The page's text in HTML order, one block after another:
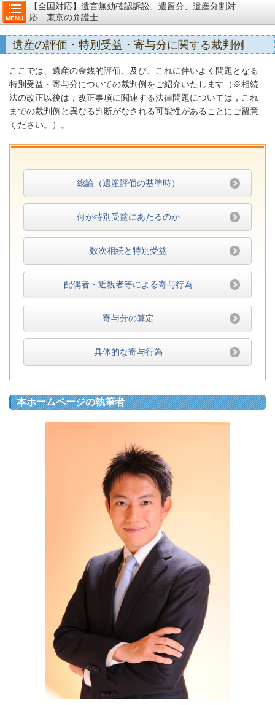
MENU
【全国対応】遺言無効確認訴訟、遺留分、遺産分割対
応 東京の弁護士
遺産の評価・特別受益・寄与分に関する裁判例
ここでは、遺産の金銭的評価、及び、これに伴いよく問題となる
特別受益・寄与分についての裁判例をご紹介いたします（ ※相続
法の改正以後は，改正事項に関連する法律問題については，これ
までの裁判例と異なる判断がなされる可能性があることにご留意
ください。
）。
総論（遺産評価の基準時）
何が特別受益にあたるのか
数次相続と特別受益
配偶者・近親者等による寄与行為
寄与分の算定
具体的な寄与行為
本ホームページの執筆者